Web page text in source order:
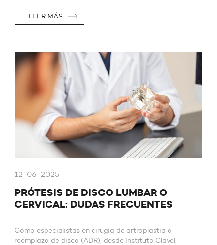
LEER MÁS
12-06-2025
PRÓTESIS DE DISCO LUMBAR O
CERVICAL: DUDAS FRECUENTES
Como especialistas en cirugía de artroplastia o
reemplazo de disco (ADR), desde Instituto Clavel,